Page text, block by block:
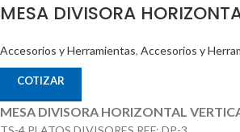
MESA DIVISORA
Accesorios y Herramientas, Accesorios y
COTIZAR
MESA DIVISORA HORIZONTAL